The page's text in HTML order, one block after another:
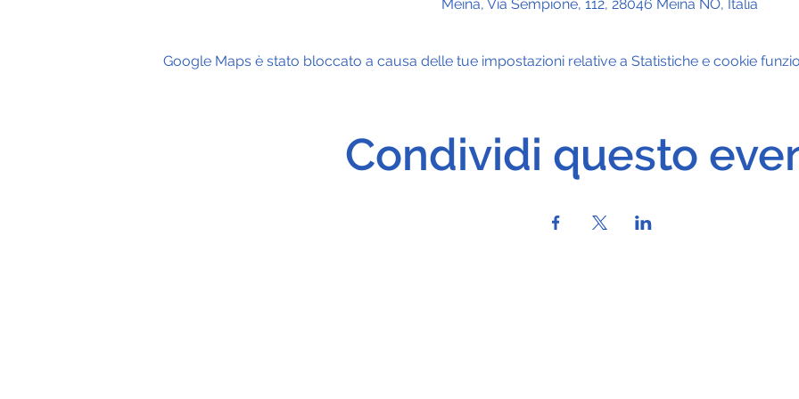
Meina, Via Sempione, 112, 28046 Meina NO, Italia
Google Maps è stato bloccato a causa delle tue impostazioni relative a Statistiche e cookie
Condividi questo